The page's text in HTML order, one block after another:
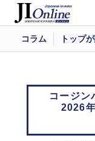
コラム トップ
コージ
2026